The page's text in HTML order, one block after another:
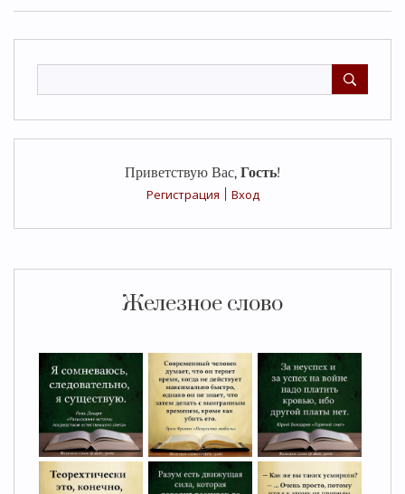
Приветствую Вас, Гость!
Регистрация
Вход
Железное слово